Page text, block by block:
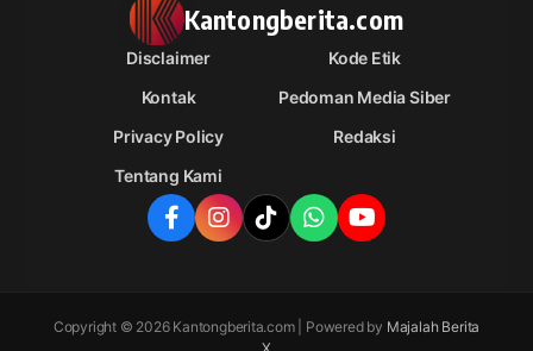
Kantongberita.com
Disclaimer
Kode Etik
Kontak
Pedoman Media Siber
Privacy Policy
Redaksi
Tentang Kami
Copyright © 2026 Kantongberita.com | Powered by Majalah Berita